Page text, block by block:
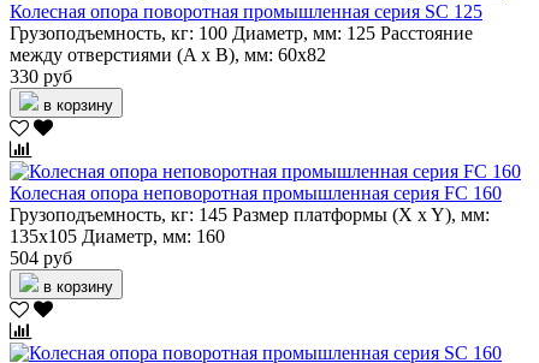
Колесная опора поворотная промышленная серия SC 125
Грузоподъемность, кг: 100 Диаметр, мм: 125 Расстояние
между отверстиями (A x B), мм: 60х82
330 руб
в корзину
Колесная опора неповоротная промышленная серия FC 160
Грузоподъемность, кг: 145 Размер платформы (X x Y), мм:
135х105 Диаметр, мм: 160
504 руб
в корзину